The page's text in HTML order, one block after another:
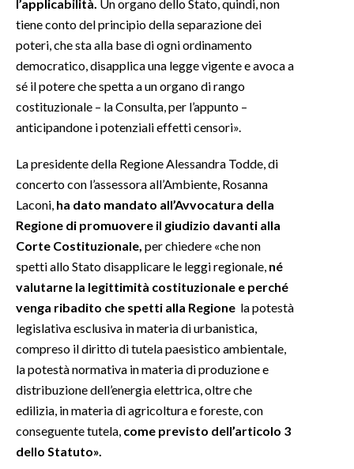
l’applicabilità. Un organo dello Stato, quindi, non
tiene conto del principio della separazione dei
poteri, che sta alla base di ogni ordinamento
democratico, disapplica una legge vigente e avoca a
sé il potere che spetta a un organo di rango
costituzionale – la Consulta, per l’appunto –
anticipandone i potenziali effetti censori».
La presidente della Regione Alessandra Todde, di
concerto con l’assessora all’Ambiente, Rosanna
Laconi, ha dato mandato all’Avvocatura della
Regione di promuovere il giudizio davanti alla
Corte Costituzionale, per chiedere «che non
spetti allo Stato disapplicare le leggi regionale, né
valutarne la legittimità costituzionale e perché
venga ribadito che spetti alla Regione la potestà
legislativa esclusiva in materia di urbanistica,
compreso il diritto di tutela paesistico ambientale,
la potestà normativa in materia di produzione e
distribuzione dell’energia elettrica, oltre che
edilizia, in materia di agricoltura e foreste, con
conseguente tutela, come previsto dell’articolo 3
dello Statuto».